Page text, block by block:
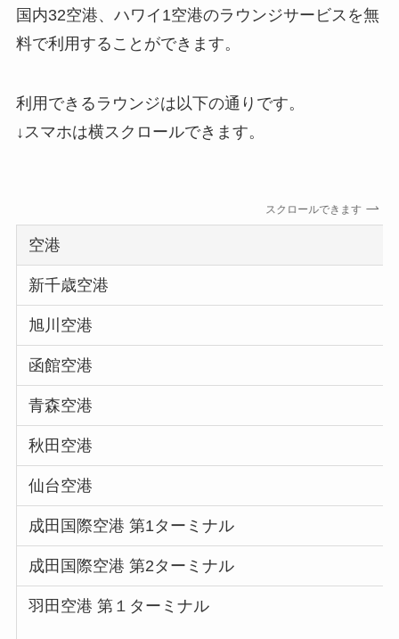
国内32空港、ハワイ1空港のラウンジサービスを無
料で利用することができます。
利用できるラウンジは以下の通りです。
↓スマホは横スクロールできます。
スクロールできます
空港
新千歳空港
旭川空港
函館空港
青森空港
秋田空港
仙台空港
成田国際空港 第1ターミナル
成田国際空港 第2ターミナル
羽田空港 第１ターミナル